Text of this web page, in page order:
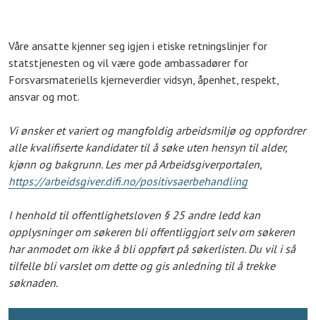
Våre ansatte kjenner seg igjen i etiske retningslinjer for
statstjenesten og vil være gode ambassadører for
Forsvarsmateriells kjerneverdier vidsyn, åpenhet, respekt,
ansvar og mot.
Vi ønsker et variert og mangfoldig arbeidsmiljø og oppfordrer
alle kvalifiserte kandidater til å søke uten hensyn til alder,
kjønn og bakgrunn. Les mer på Arbeidsgiverportalen,
https://arbeidsgiver.difi.no/positivsaerbehandling
I henhold til offentlighetsloven § 25 andre ledd kan
opplysninger om søkeren bli offentliggjort selv om søkeren
har anmodet om ikke å bli oppført på søkerlisten. Du vil i så
tilfelle bli varslet om dette og gis anledning til å trekke
søknaden.